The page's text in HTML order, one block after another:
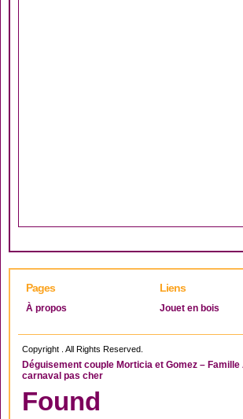
Pages
À propos
Liens
Jouet en bois
Copyright . All Rights Reserved.
Déguisement couple Morticia et Gomez –
carnaval pas cher
Found